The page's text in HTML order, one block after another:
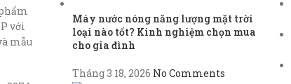
với
mẫu
Máy nước nóng năng lượng mặt trời
loại nào tốt? Kinh nghiệm chọn mua
cho gia đình
Tháng 3 18, 2026 No Comments